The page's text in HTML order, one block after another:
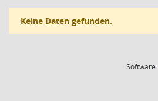
Keine Daten gefunden.
Software: